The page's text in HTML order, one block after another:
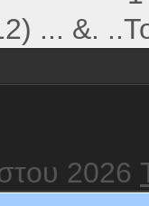
... &.
2026